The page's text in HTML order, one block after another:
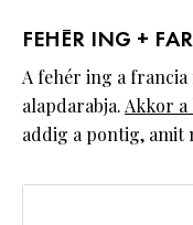
FEHÉR ING +
A fehér ing a
alapdarabja.Akkor a
addig a pontig, amit